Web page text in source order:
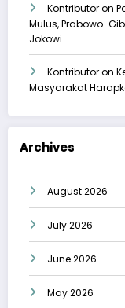
Kontributoron
Mulus, Prabowo-
Jokowi
Kontributoron
Masyarakat
Archives
August 2026
July 2026
June 2026
May 2026